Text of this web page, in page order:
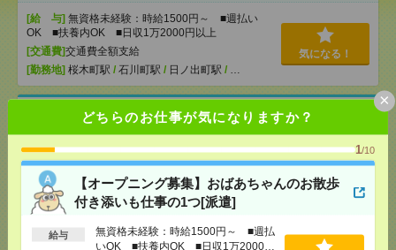
どちらのお仕事が気になりますか？
1/10
【オープニング募集】おばあちゃんのお散歩
付き添いも仕事の1つ[派遣]
給与
無資格未経験：時給1500円～ ■週払
いOK ■扶養内OK ■日収1万2000円
×
[給 与] 無資格未経験：時給1500円～ ■週払い
OK ■扶養内OK ■日収1万2000円以上
[交通費]交通費全額支給
[勤務地] 桜木町駅 / 石川町駅 / 日ノ出町駅 / …
気になる！
＼物流＊国際郵便の送り状作成／時短OK！カジュア
ル服OK！事務！関内駅[派遣]
[給 与]時給1640円～1650円 月収例 229,600円
～231,000円
[交通費]
全額支給
[月収例]20～25万円
[勤務地]伊勢佐木長者町駅から徒歩6分/関内駅か